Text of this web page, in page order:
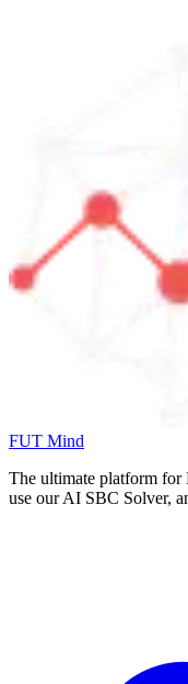
FUT Mind
The ultimate platform for
use our AI SBC Solver,